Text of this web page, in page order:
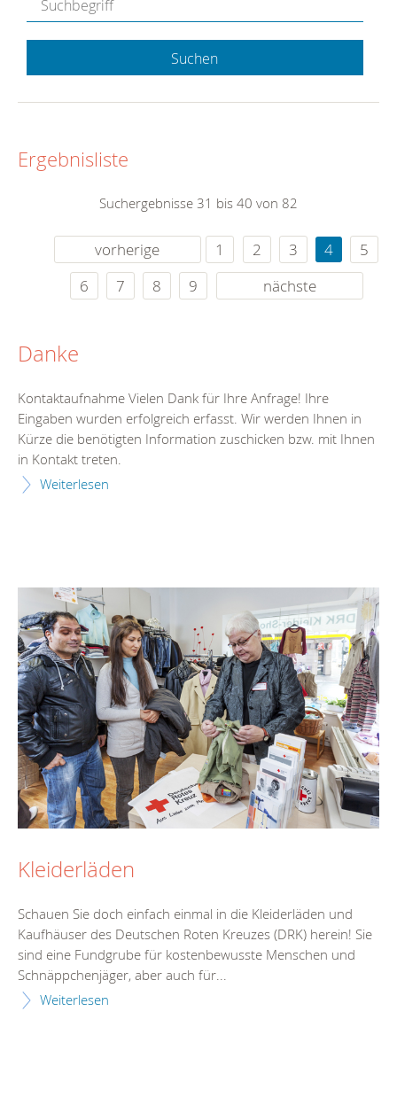
Suchen
Ergebnisliste
Suchergebnisse 31 bis 40 von 82
vorherige 1 2 3 4
5
6
7 8 9 nächste
Danke
Kontaktaufnahme Vielen Dank für Ihre Anfrage! Ihre
Eingaben wurden erfolgreich erfasst. Wir werden Ihnen in
Kürze die benötigten Information zuschicken bzw. mit Ihnen
in Kontakt treten.
Weiterlesen
Kleiderläden
Schauen Sie doch einfach einmal in die Kleiderläden und
Kaufhäuser des Deutschen Roten Kreuzes (DRK) herein! Sie
sind eine Fundgrube für kostenbewusste Menschen und
Schnäppchenjäger, aber auch für...
Weiterlesen